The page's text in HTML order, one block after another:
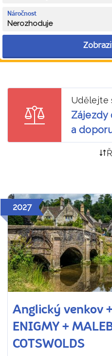
Náročnost
Nerozhoduje
Udělejte
Zájezdy
a
2027
Anglický venkov
ENIGMY +
COTSWOLDS